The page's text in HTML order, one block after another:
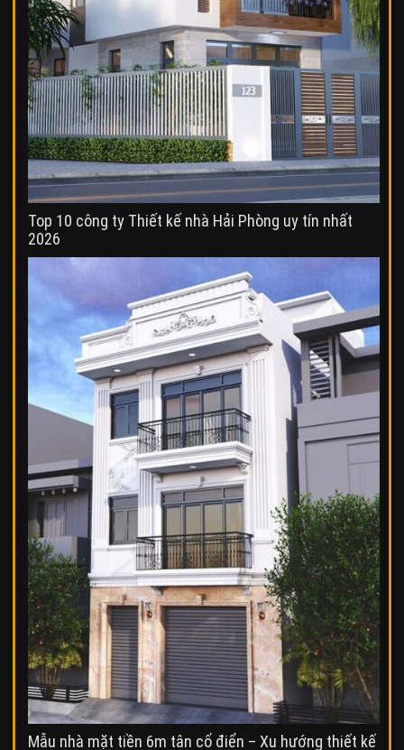
Top 10 công ty Thiết kế nhà Hải Phòng uy tín nhất
2026
Mẫu nhà mặt tiền 6m tân cổ điển – Xu hướng thiết kế